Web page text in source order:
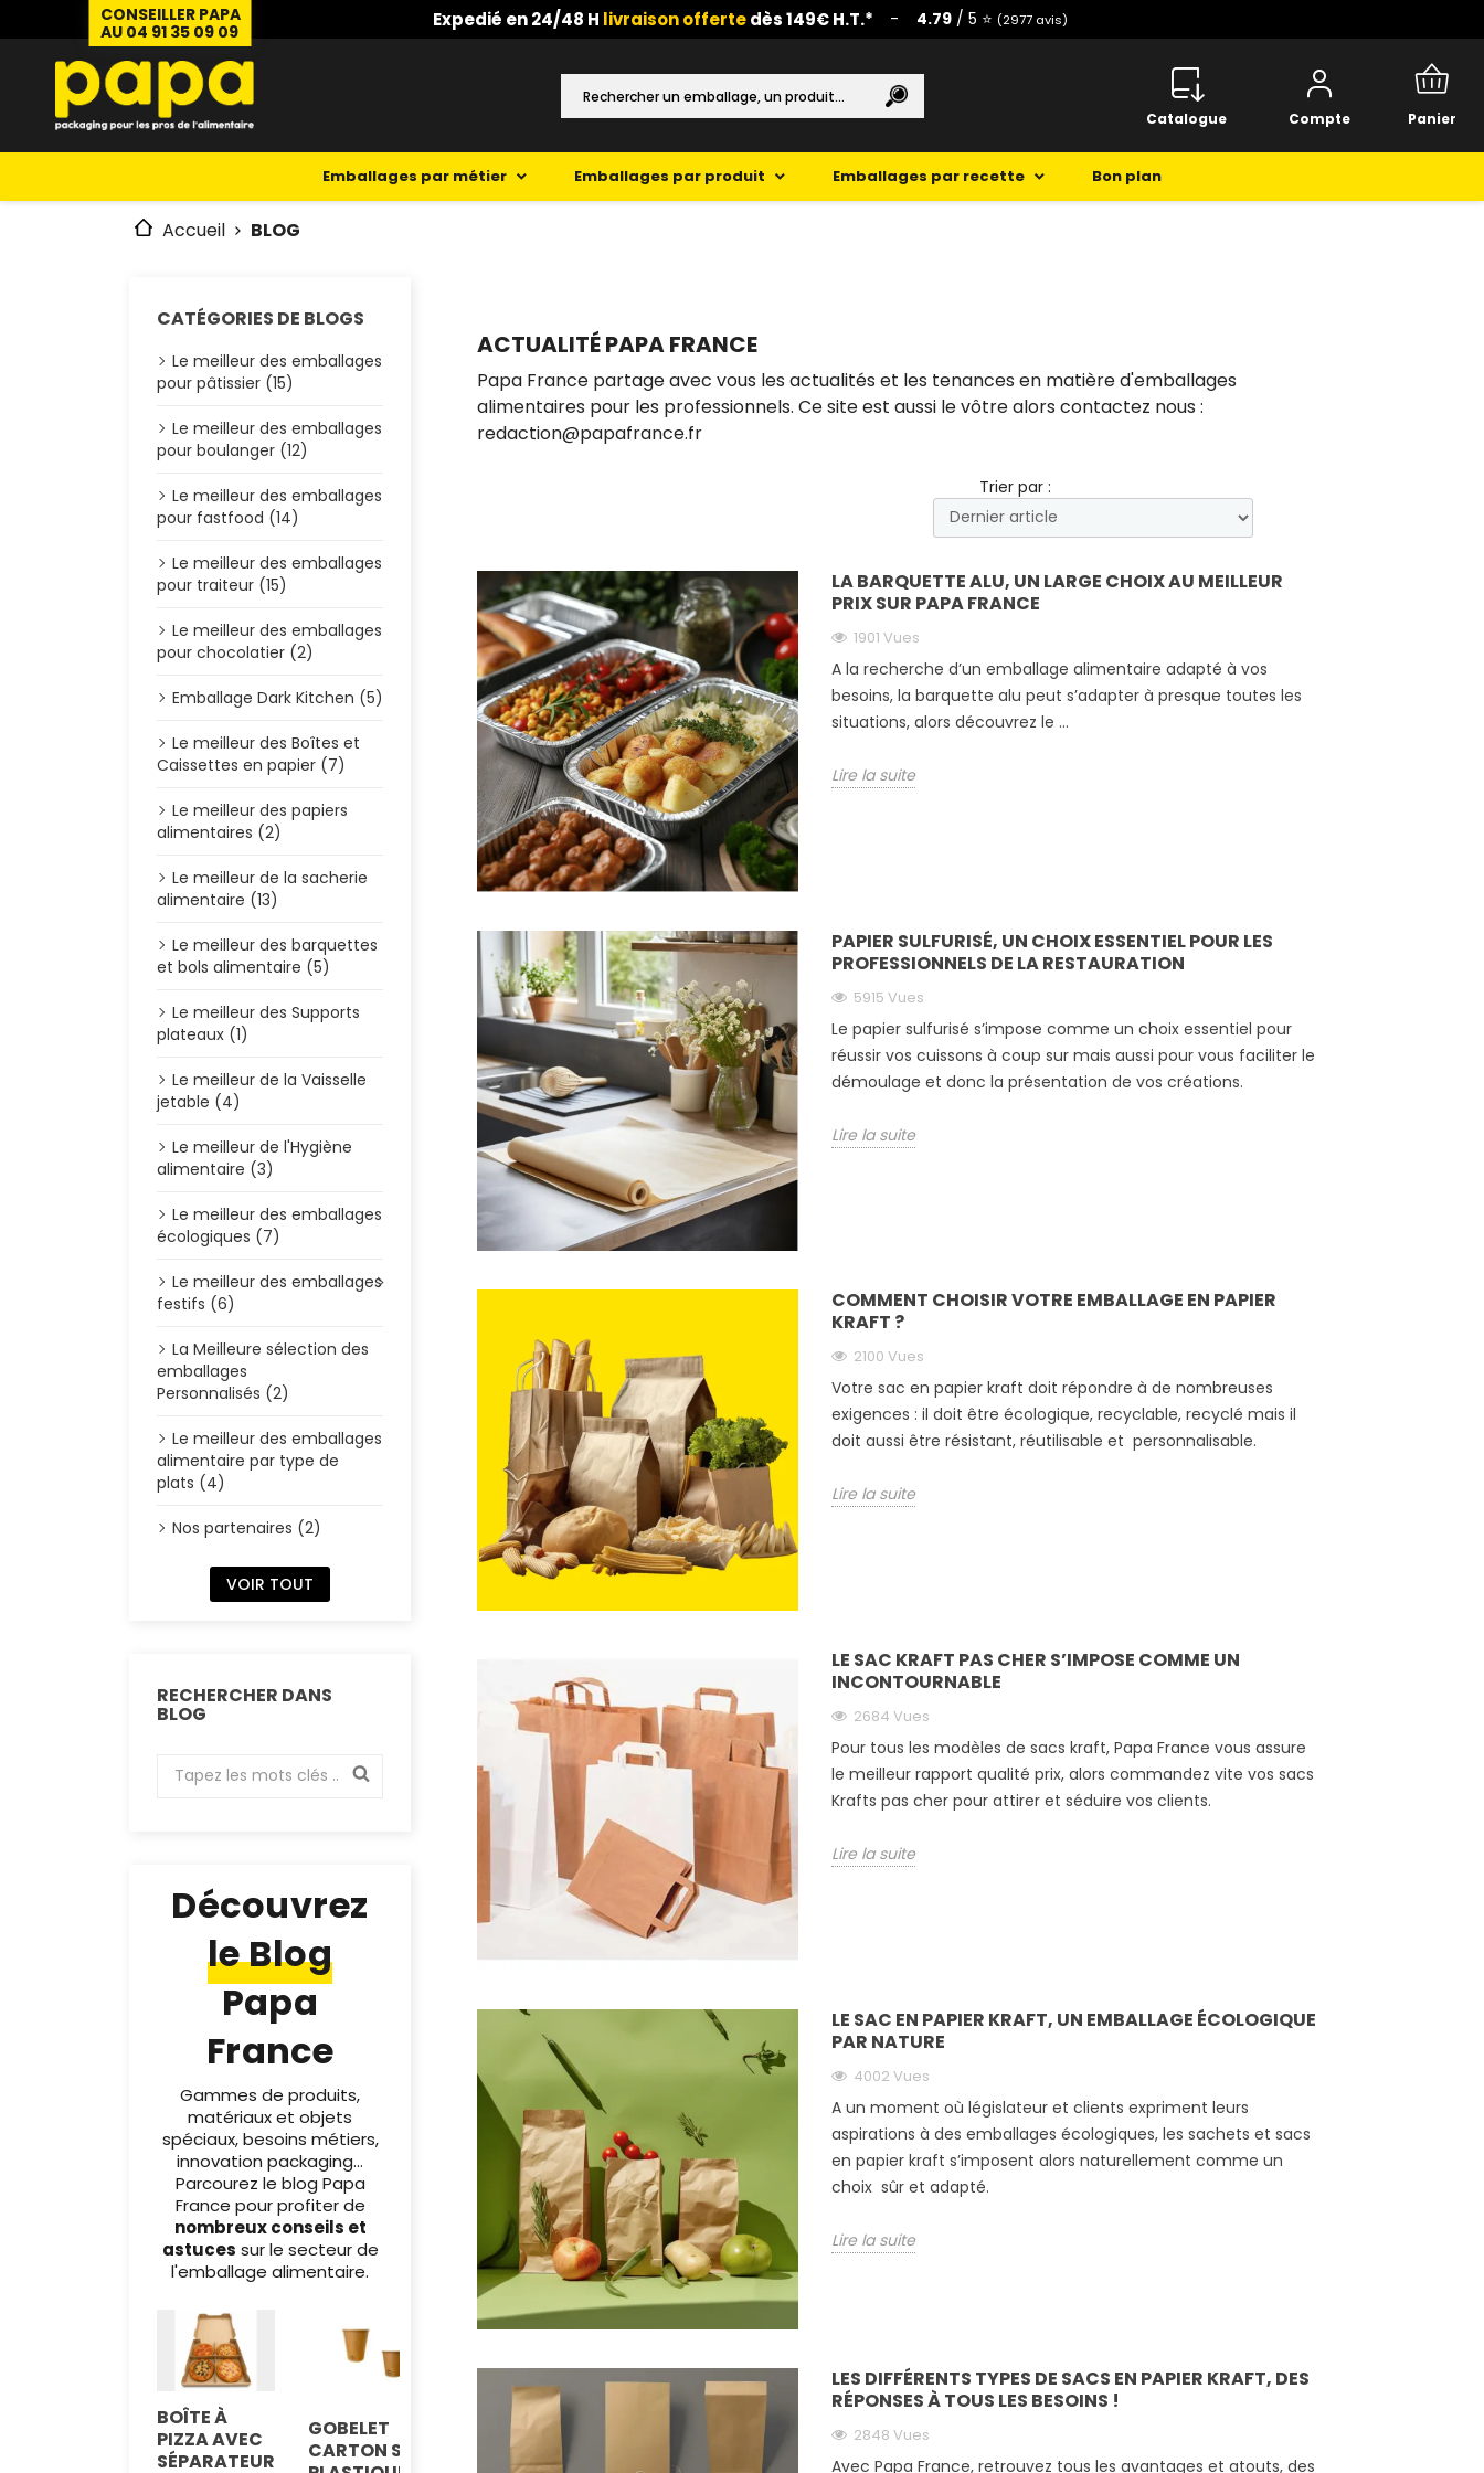
Expedié en 24/48 H livraison offertedès 149€ H.T.* - 4.79 / 5 ⭐️ (2977 avis)
CONSEILLER PAPA
AU 04 91 35 09 09
Catalogue Compte Panier
Emballages par métier Emballages par produit Emballages par recette Bon plan
Accueil BLOG
CATÉGORIES DE BLOGS
Le meilleur des emballages
pour pâtissier (15)
Le meilleur des emballages
pour boulanger (12)
Le meilleur des emballages
pour fastfood (14)
Le meilleur des emballages
pour traiteur (15)
Le meilleur des emballages
pour chocolatier (2)
Emballage Dark Kitchen (5)
Le meilleur des Boîtes et
Caissettes en papier (7)
Le meilleur des papiers
alimentaires (2)
Le meilleur de la sacherie
alimentaire (13)
Le meilleur des barquettes
et bols alimentaire (5)
Le meilleur des Supports
plateaux (1)
Le meilleur de la Vaisselle
jetable (4)
Le meilleur de l'Hygiène
alimentaire (3)
Le meilleur des emballages
écologiques (7)
Le meilleur des emballages
festifs (6)
La Meilleure sélection des
emballages
Personnalisés (2)
Le meilleur des emballages
alimentaire par type de
plats (4)
Nos partenaires (2)
VOIR TOUT
RECHERCHER DANS
BLOG
Découvrez
le Blog
Papa
France
Gammes de produits,
matériaux et objets
spéciaux, besoins métiers,
innovation packaging...
Parcourez le blog Papa
France pour profiter de
nombreux conseils et
astuces sur le secteur de
l'emballage alimentaire.
BOÎTE À
PIZZA AVEC
SÉPARATEUR
GOBELET
CARTON SANS
DES SACHETS
PERSONNALISÉS
COMMENT
CHOISIR
ACTUALITÉ PAPA FRANCE
Papa France partage avec vous les actualités et les tenances en matière d'emballages
alimentaires pour les professionnels. Ce site est aussi le vôtre alors contactez nous :
redaction@papafrance.fr
Trier par :
LA BARQUETTE ALU, UN LARGE CHOIX AU MEILLEUR
PRIX SUR PAPA FRANCE
1901 Vues
A la recherche d’un emballage alimentaire adapté à vos
besoins, la barquette alu peut s’adapter à presque toutes les
situations, alors découvrez le …
Lire la suite
PAPIER SULFURISÉ, UN CHOIX ESSENTIEL POUR LES
PROFESSIONNELS DE LA RESTAURATION
5915 Vues
Le papier sulfurisé s’impose comme un choix essentiel pour
réussir vos cuissons à coup sur mais aussi pour vous faciliter le
démoulage et donc la présentation de vos créations.
Lire la suite
COMMENT CHOISIR VOTRE EMBALLAGE EN PAPIER
KRAFT ?
2100 Vues
Votre sac en papier kraft doit répondre à de nombreuses
exigences : il doit être écologique, recyclable, recyclé mais il
doit aussi être résistant, réutilisable et personnalisable.
Lire la suite
LE SAC KRAFT PAS CHER S’IMPOSE COMME UN
INCONTOURNABLE
2684 Vues
Pour tous les modèles de sacs kraft, Papa France vous assure
le meilleur rapport qualité prix, alors commandez vite vos sacs
Krafts pas cher pour attirer et séduire vos clients.
Lire la suite
LE SAC EN PAPIER KRAFT, UN EMBALLAGE ÉCOLOGIQUE
PAR NATURE
4002 Vues
A un moment où législateur et clients expriment leurs
aspirations à des emballages écologiques, les sachets et sacs
en papier kraft s’imposent alors naturellement comme un
choix sûr et adapté.
Lire la suite
LES DIFFÉRENTS TYPES DE SACS EN PAPIER KRAFT, DES
RÉPONSES À TOUS LES BESOINS !
2848 Vues
Avec Papa France, retrouvez tous les avantages et atouts, des